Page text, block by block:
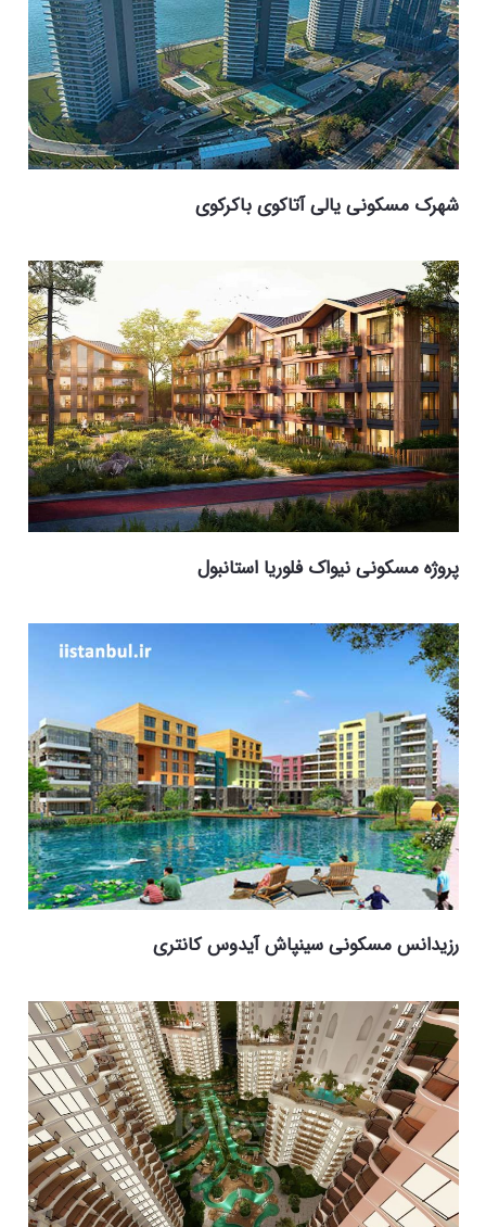
شهرک مسکونی یالی آتاکوی باکرکوی
پروژه مسکونی نیواک فلوریا استانبول
رزیدانس مسکونی سینپاش آیدوس کانتری